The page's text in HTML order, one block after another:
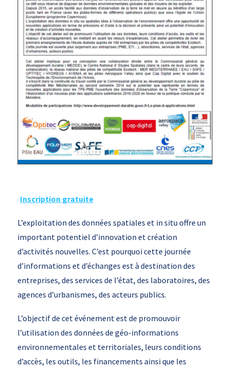
Inscription gratuite
L’exploitation des données spatiales et in situ offre un
important potentiel d’innovation et création
d’activités nouvelles. C’est pourquoi cette journée
d’informations et d’échanges est à destination des
entreprises, des services de l’état, des laboratoires, des
agences d’urbanismes, des acteurs publics.
L’objectif de cet événement est de promouvoir
l’utilisation des données de géo-informations
environnementales et territoriales, leurs conditions
d’accès, les outils, les financements ainsi que les